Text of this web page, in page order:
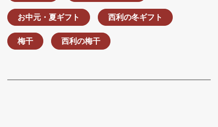
お中元・夏ギフト 西利の冬ギフト
梅干 西利の梅干